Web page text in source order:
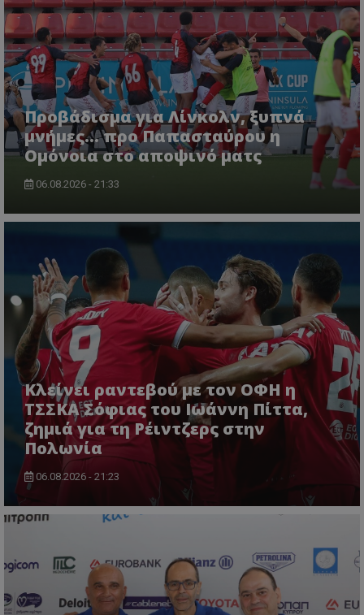
Προβάδισμα για Λίνκολν, ξυπνά
μνήμες... προ Παπασταύρου η
Ομόνοια στο αποψινό ματς
06.08.2026 - 21:33
Κλείνει ραντεβού με τον ΟΦΗ η
ΤΣΣΚΑ Σόφιας του Ιωάννη Πίττα,
ζημιά για τη Ρέιντζερς στην
Πολωνία
06.08.2026 - 21:23